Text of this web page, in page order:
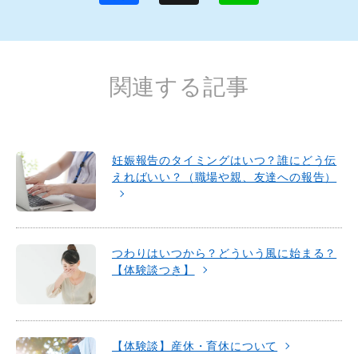
e
関連する記事
妊娠報告のタイミングはいつ？誰にどう伝
えればいい？（職場や親、友達への報告）
つわりはいつから？どういう風に始まる？
【体験談つき】
【体験談】産休・育休について